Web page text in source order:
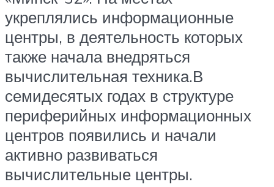
укреплялись информационные
центры, в деятельность которых
также начала внедряться
вычислительная техника.В
семидесятых годах в структуре
периферийных информационных
центров появились и начали
активно развиваться
вычислительные центры.